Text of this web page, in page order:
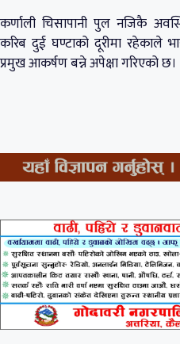
कर्णाली चिसापानी पुल नजिकै
करिब दुई घण्टाको दूरीमा रहेकाले
प्रमुख आकर्षण बन्ने अपेक्षा गरिएको छ।